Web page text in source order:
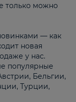
только можно
— как
новая
у нас.
популярные
Бельгии,
Турции,